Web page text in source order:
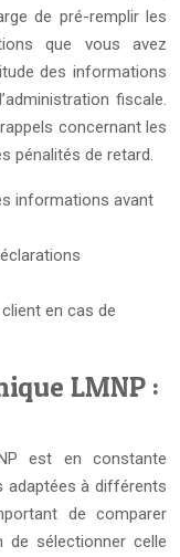
de pré-remplir les
que vous avez
des informations
fiscale.
concernant les
pénalités de retard.
informations avant
en cas de
LMNP :
est en constante
adaptées à différents
de comparer
sélectionner celle